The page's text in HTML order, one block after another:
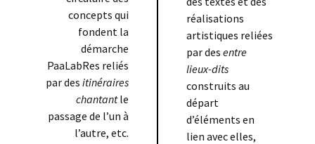
concepts qui
fondent la
démarche
PaaLabRes reliés
par des itinéraires
chantantle
passage de l’un à
l’autre, etc.
réalisations
artistiques reliées
par des entre
lieux-dits
construits au
départ
d’éléments en
lien avec elles,